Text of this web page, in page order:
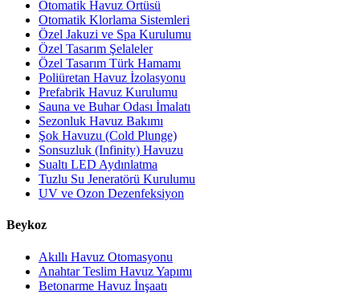
Otomatik Havuz Örtüsü
Otomatik Klorlama Sistemleri
Özel Jakuzi ve Spa Kurulumu
Özel Tasarım Şelaleler
Özel Tasarım Türk Hamamı
Poliüretan Havuz İzolasyonu
Prefabrik Havuz Kurulumu
Sauna ve Buhar Odası İmalatı
Sezonluk Havuz Bakımı
Şok Havuzu (Cold Plunge)
Sonsuzluk (Infinity) Havuzu
Sualtı LED Aydınlatma
Tuzlu Su Jeneratörü Kurulumu
UV ve Ozon Dezenfeksiyon
Beykoz
Akıllı Havuz Otomasyonu
Anahtar Teslim Havuz Yapımı
Betonarme Havuz İnşaatı